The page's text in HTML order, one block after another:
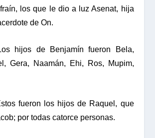
los que le dio a luz Asenat, hija
de On.
hijos de Benjamín fueron Bela,
Gera, Naamán, Ehi, Ros, Mupim,
fueron los hijos de Raquel, que
por todas catorce personas.